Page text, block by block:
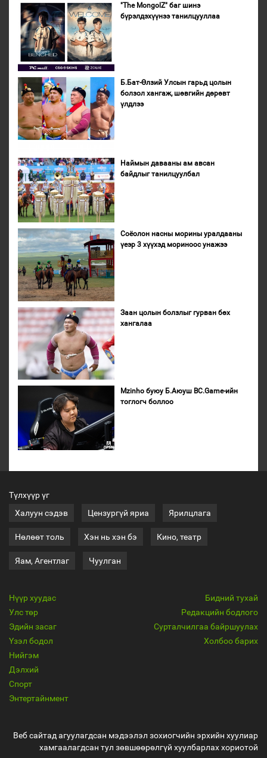
"The MongolZ" баг шинэ
бүрэлдэхүүнээ танилцууллаа
Б.Бат-Өлзий Улсын гарьд цолын
болзол хангаж, шөвгийн дөрөвт
үлдлээ
Наймын давааны ам авсан
байдлыг танилцуулбал
Соёолон насны морины уралдааны
үеэр 3 хүүхэд мориноос унажээ
Заан цолын болзлыг гурван бөх
хангалаа
Mzinho буюу Б.Аюуш BC.Game-ийн
тоглогч боллоо
Түлхүүр үг
Халуун сэдэв
Цензургүй яриа Ярилцлага
Нөлөөт толь Хэн нь хэн бэ Кино, театр
Яам, Агентлаг Чуулган
Нүүр хуудас
Улс төр
Эдийн засаг
Үзэл бодол
Нийгэм
Дэлхий
Спорт
Энтертайнмент
Бидний тухай
Редакцийн бодлого
Сурталчилгаа байршуулах
Холбоо барих
Веб сайтад агуулагдсан мэдээлэл зохиогчийн эрхийн хуулиар
хамгаалагдсан тул зөвшөөрөлгүй хуулбарлах хориотой